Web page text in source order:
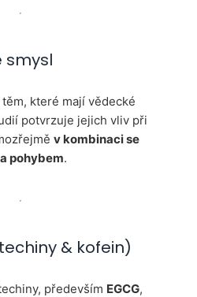
smysl
které mají vědecké
potvrzuje jejich vliv při
v kombinaci se
pohybem.
& kofein)
především EGCG,